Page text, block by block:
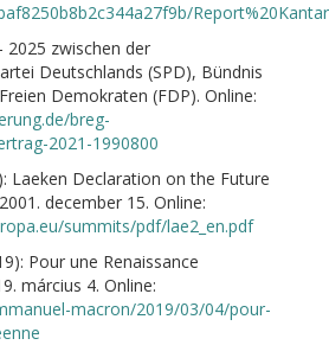
2025 zwischen der
Deutschlands (SPD), Bündnis
Demokraten (FDP). Online:
breg-
2021-1990800
Laeken Declaration on the Future
december 15. Online:
summits/pdf/lae2_en.pdf
Pour une Renaissance
március 4. Online:
macron/2019/03/04/pour-